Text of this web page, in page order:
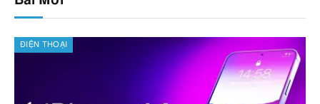
ĐIỆN THOẠI